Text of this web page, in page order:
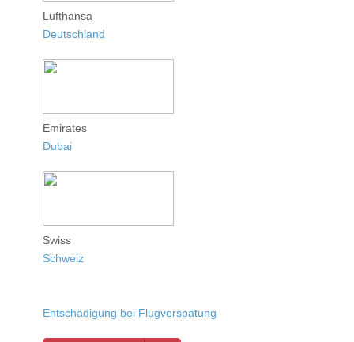
Lufthansa
Deutschland
Emirates
Dubai
Swiss
Schweiz
Entschädigung bei Flugverspätung